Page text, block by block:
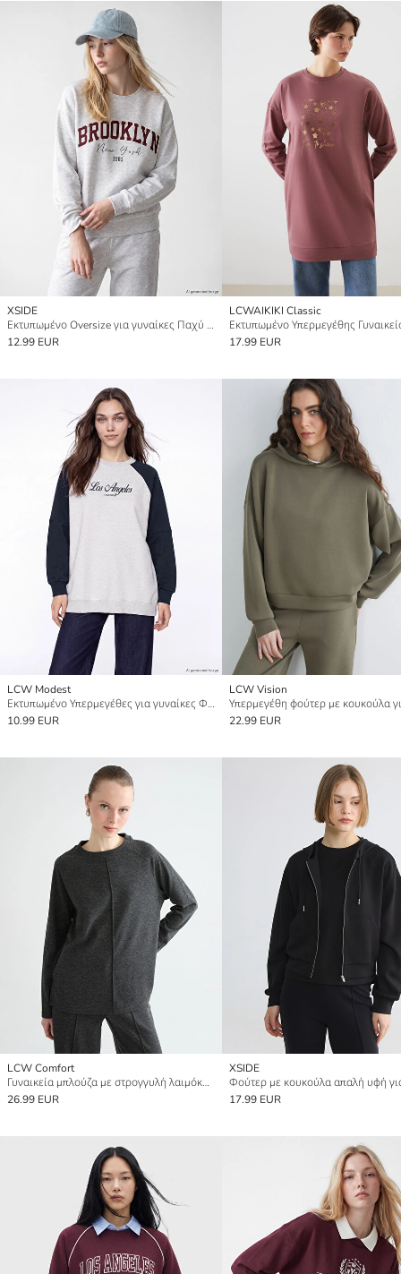
XSIDE
Εκτυπωμένο Oversize για γυναίκες Παχύ Φούτερ
12.99 EUR
LCWAIKIKI Classic
17.99 EUR
LCW Modest
Εκτυπωμένο Υπερμεγέθες για γυναίκες Φούτερ Tunic
10.99 EUR
LCW Vision
22.99 EUR
LCW Comfort
Γυναικεία μπλούζα με στρογγυλή λαιμόκοψη
26.99 EUR
XSIDE
17.99 EUR